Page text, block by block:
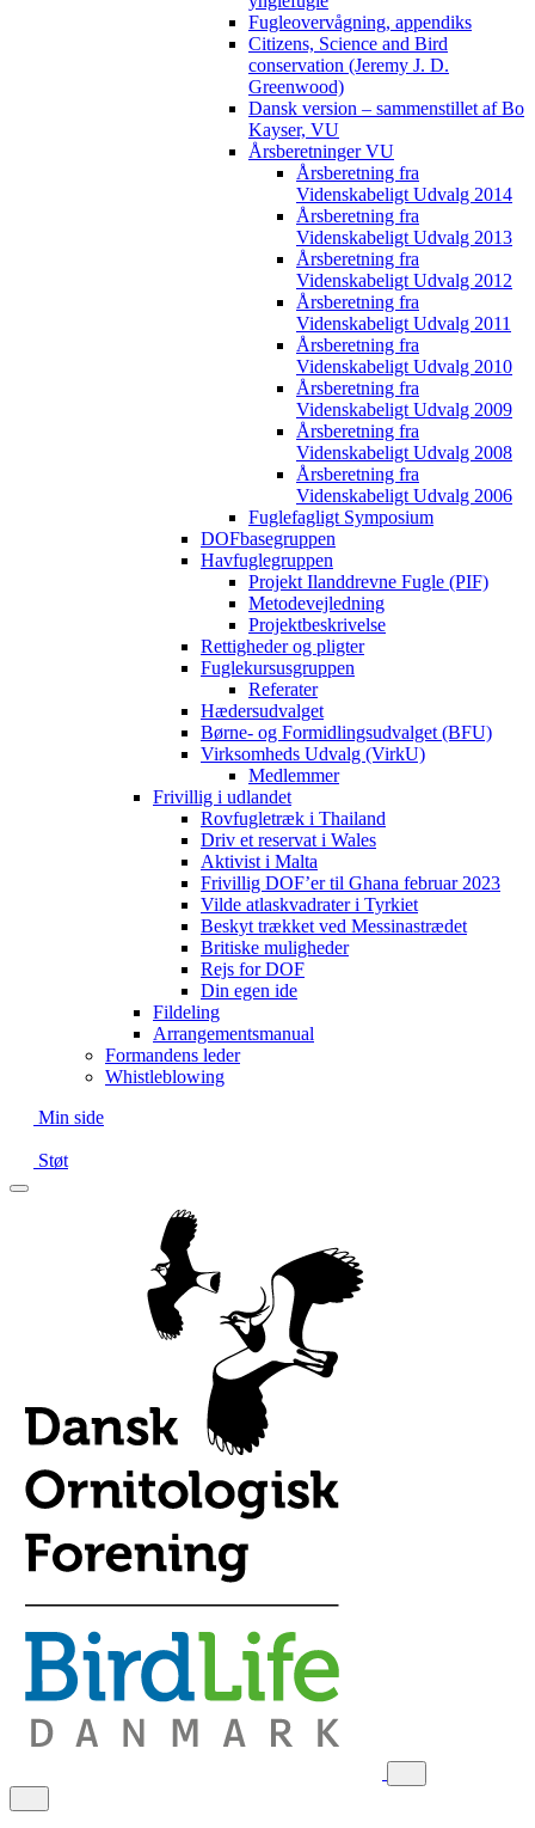
Fugleovervågning, appendiks
Citizens, Science and Bird
conservation (Jeremy J. D.
Greenwood)
Dansk version – sammenstillet af Bo
Kayser, VU
Årsberetninger VU
Årsberetning fra
Videnskabeligt Udvalg 2014
Årsberetning fra
Videnskabeligt Udvalg 2013
Årsberetning fra
Videnskabeligt Udvalg 2012
Årsberetning fra
Videnskabeligt Udvalg 2011
Årsberetning fra
Videnskabeligt Udvalg 2010
Årsberetning fra
Videnskabeligt Udvalg 2009
Årsberetning fra
Videnskabeligt Udvalg 2008
Årsberetning fra
Videnskabeligt Udvalg 2006
Fuglefagligt Symposium
DOFbasegruppen
Havfuglegruppen
Projekt Ilanddrevne Fugle (PIF)
Metodevejledning
Projektbeskrivelse
Rettigheder og pligter
Fuglekursusgruppen
Referater
Hædersudvalget
Børne- og Formidlingsudvalget (BFU)
Virksomheds Udvalg (VirkU)
Medlemmer
Frivillig i udlandet
Rovfugletræk i Thailand
Driv et reservat i Wales
Aktivist i Malta
Frivillig DOF’er til Ghana februar 2023
Vilde atlaskvadrater i Tyrkiet
Beskyt trækket ved Messinastrædet
Britiske muligheder
Rejs for DOF
Din egen ide
Fildeling
Arrangementsmanual
Formandens leder
Whistleblowing
Min side
Støt